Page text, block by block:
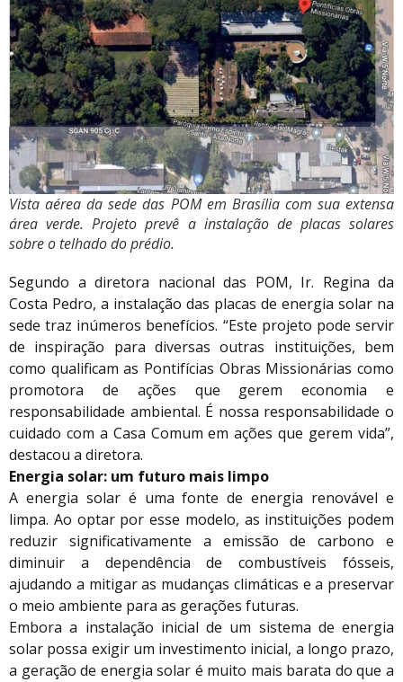
Vista aérea da sede das POM em Brasília com sua extensa
área verde. Projeto prevê a instalação de placas solares
sobre o telhado do prédio.
Segundo a diretora nacional das POM, Ir. Regina da
Costa Pedro, a instalação das placas de energia solar na
sede traz inúmeros benefícios. “Este projeto pode servir
de inspiração para diversas outras instituições, bem
como qualificam as Pontifícias Obras Missionárias como
promotora de ações que gerem economia e
responsabilidade ambiental. É nossa responsabilidade o
cuidado com a Casa Comum em ações que gerem vida”,
destacou a diretora.
Energia solar: um futuro mais limpo
A energia solar é uma fonte de energia renovável e
limpa. Ao optar por esse modelo, as instituições podem
reduzir significativamente a emissão de carbono e
diminuir a dependência de combustíveis fósseis,
ajudando a mitigar as mudanças climáticas e a preservar
o meio ambiente para as gerações futuras.
Embora a instalação inicial de um sistema de energia
solar possa exigir um investimento inicial, a longo prazo,
a geração de energia solar é muito mais barata do que a